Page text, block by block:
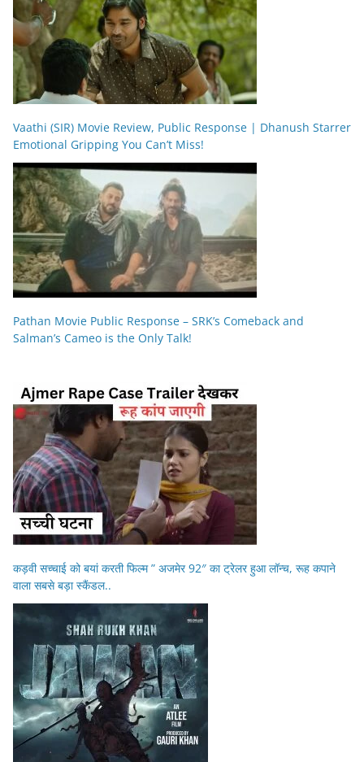
Vaathi (SIR) Movie Review, Public Response | Dhanush Starrer
Emotional Gripping You Can’t Miss!
Pathan Movie Public Response – SRK’s Comeback and
Salman’s Cameo is the Only Talk!
कड़वी सच्चाई को बयां करती फिल्म ” अजमेर 92″ का ट्रेलर हुआ लॉन्च, रूह कपाने
वाला सबसे बड़ा स्कैंडल..